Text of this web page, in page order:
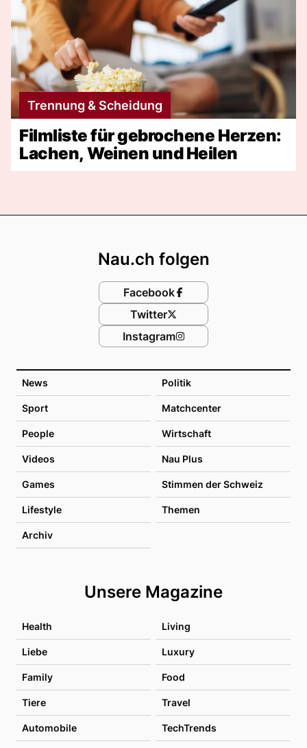
Trennung & Scheidung
Filmliste für gebrochene Herzen:
Lachen, Weinen und Heilen
News Politik
Sport Matchcenter
People Wirtschaft
Videos Nau Plus
Games Stimmen der Schweiz
Lifestyle Themen
Archiv
Unsere Magazine
Health Living
Liebe Luxury
Family Food
Tiere Travel
Automobile TechTrends
Nau.ch folgen
Facebook
Twitter
Instagram